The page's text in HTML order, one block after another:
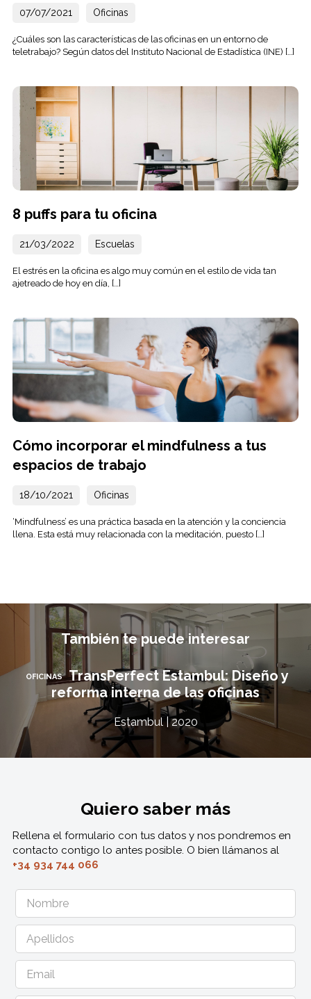
07/07/2021 Oficinas
¿Cuáles son las características de las oficinas en un entorno de
teletrabajo? Según datos del Instituto Nacional de Estadística (INE) […]
8 puffs para tu oficina
21/03/2022 Escuelas
El estrés en la oficina es algo muy común en el estilo de vida tan
ajetreado de hoy en día, […]
Cómo incorporar el mindfulness a tus
espacios de trabajo
18/10/2021 Oficinas
‘Mindfulness’ es una práctica basada en la atención y la conciencia
llena. Esta está muy relacionada con la meditación, puesto […]
También te puede interesar
OFICINAS TransPerfect Estambul: Diseño y
reforma interna de las oficinas
Estambul | 2020
Quiero saber más
Rellena el formulario con tus datos y nos pondremos en
contacto contigo lo antes posible. O bien llámanos al
+34 934 744 066